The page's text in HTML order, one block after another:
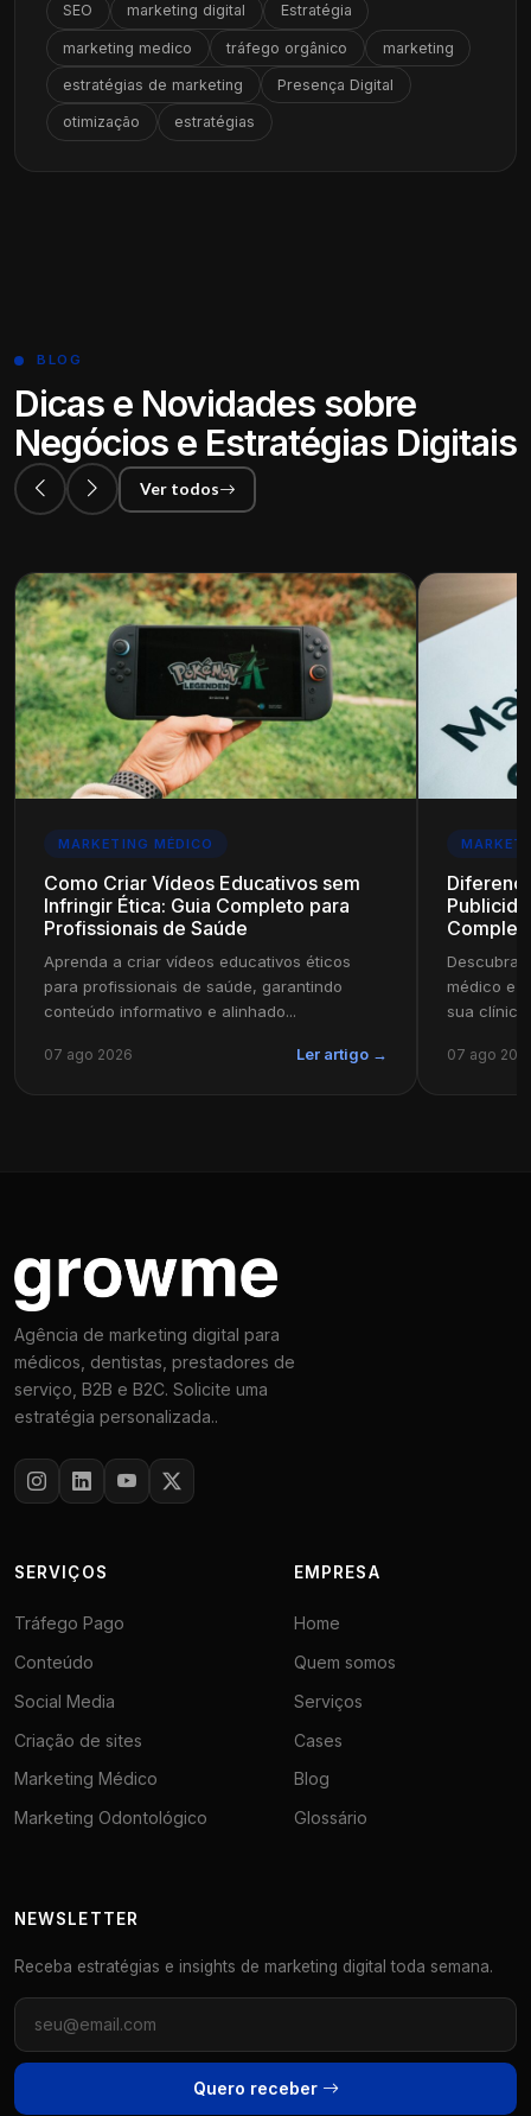
SEO marketing digital Estratégia
marketing medico tráfego orgânico marketing
estratégias de marketing Presença Digital
otimização estratégias
BLOG
Dicas e Novidades sobre
Negócios e Estratégias Digitais
Ver todos
MARKETING MÉDICO
Como Criar Vídeos Educativos sem
Infringir Ética: Guia Completo para
Profissionais de Saúde
Aprenda a criar vídeos educativos éticos
para profissionais de saúde, garantindo
conteúdo informativo e alinhado...
07 ago 2026 Ler artigo →
Descubra
médico e
sua clínica
07 ago
Agência de marketing digital para
médicos, dentistas, prestadores de
serviço, B2B e B2C. Solicite uma
estratégia personalizada..
SERVIÇOS
Tráfego Pago
Conteúdo
Social Media
Criação de sites
Marketing Médico
Marketing Odontológico
EMPRESA
Home
Quem somos
Serviços
Cases
Blog
Glossário
NEWSLETTER
Receba estratégias e insights de marketing digital toda semana.
Quero receber